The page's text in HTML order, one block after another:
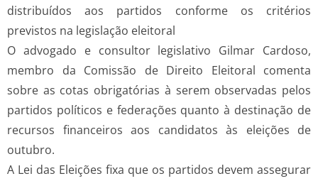
distribuídos aos partidos conforme os critérios
previstos na legislação eleitoral
O advogado e consultor legislativo Gilmar Cardoso,
membro da Comissão de Direito Eleitoral comenta
sobre as cotas obrigatórias à serem observadas pelos
partidos políticos e federações quanto à destinação de
recursos financeiros aos candidatos às eleições de
outubro.
A Lei das Eleições fixa que os partidos devem assegurar